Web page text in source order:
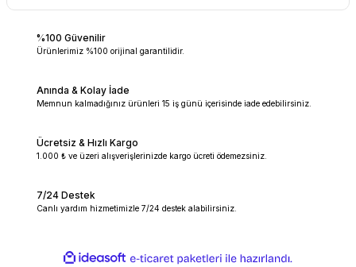
%100 Güvenilir
Ürünlerimiz %100 orijinal garantilidir.
Anında & Kolay İade
Memnun kalmadığınız ürünleri 15 iş günü içerisinde iade edebilirsiniz.
Ücretsiz & Hızlı Kargo
1.000 ₺ ve üzeri alışverişlerinizde kargo ücreti ödemezsiniz.
7/24 Destek
Canlı yardım hizmetimizle 7/24 destek alabilirsiniz.
ideasoft
e-